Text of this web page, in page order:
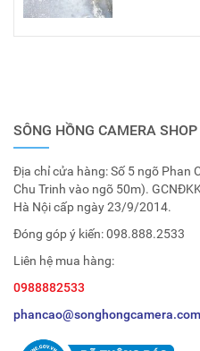
SÔNG HỒNG CAMERA SHOP
Địa chỉ cửa hàng: Số 5 ngõ Phan
Chu Trinh vào ngõ 50m).
Hà Nội cấp ngày 23/9/2014.
Đóng góp ý kiến:098.888.2533
Liên hệ mua hàng:
0988882533
phancao@songhongcamera.com